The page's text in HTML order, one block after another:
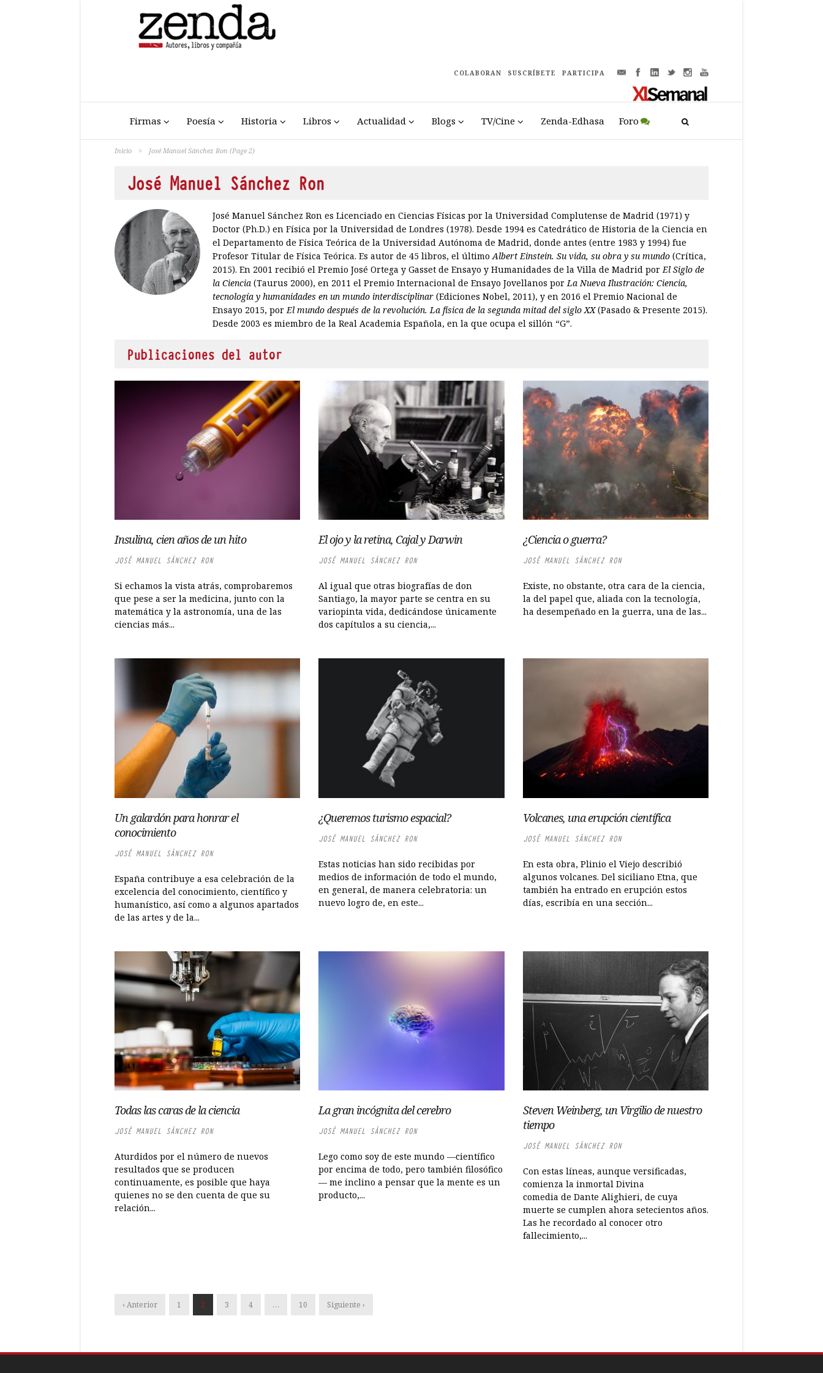
COLABORAN SUSCRÍBETE PARTICIPA
Firmas Poesía Historia Libros Actualidad Blogs TV/Cine Zenda-Edhasa Foro
Inicio > José Manuel Sánchez Ron (Page 2)
José Manuel Sánchez Ron
José Manuel Sánchez Ron es Licenciado en Ciencias Físicas por la Universidad Complutense de Madrid (1971) y
Doctor (Ph.D.) en Física por la Universidad de Londres (1978). Desde 1994 es Catedrático de Historia de la Ciencia en
el Departamento de Física Teórica de la Universidad Autónoma de Madrid, donde antes (entre 1983 y 1994) fue
Profesor Titular de Física Teórica. Es autor de 45 libros, el últimoAlbert Einstein. Su vida, su obra y su mundo (Crítica,
2015). En 2001 recibió el Premio José Ortega y Gasset de Ensayo y Humanidades de la Villa de Madrid porEl Siglo de
la Ciencia (Taurus 2000), en 2011 el Premio Internacional de Ensayo Jovellanos porLa Nueva Ilustración: Ciencia,
tecnología y humanidades en un mundo interdisciplinar (Ediciones Nobel, 2011), y en 2016 el Premio Nacional de
Ensayo 2015, porEl mundo después de la revolución. La física de la segunda mitad del siglo XX(Pasado & Presente 2015).
Desde 2003 es miembro de la Real Academia Española, en la que ocupa el sillón “G”.
Publicaciones del autor
Insulina, cien años de un hito
JOSÉ MANUEL SÁNCHEZ RON
Si echamos la vista atrás, comprobaremos
que pese a ser la medicina, junto con la
matemática y la astronomía, una de las
ciencias más...
El ojo y la retina, Cajal y Darwin
JOSÉ MANUEL SÁNCHEZ RON
Al igual que otras biografías de don
Santiago, la mayor parte se centra en su
variopinta vida, dedicándose únicamente
dos capítulos a su ciencia,...
¿Ciencia o guerra?
JOSÉ MANUEL SÁNCHEZ RON
Existe, no obstante, otra cara de la ciencia,
la del papel que, aliada con la tecnología,
ha desempeñado en la guerra, una de las...
Un galardón para honrar el
conocimiento
JOSÉ MANUEL SÁNCHEZ RON
España contribuye a esa celebración de la
excelencia del conocimiento, científico y
humanístico, así como a algunos apartados
de las artes y de la...
¿Queremos turismo espacial?
JOSÉ MANUEL SÁNCHEZ RON
Estas noticias han sido recibidas por
medios de información de todo el mundo,
en general, de manera celebratoria: un
nuevo logro de, en este...
Volcanes, una erupción científica
JOSÉ MANUEL SÁNCHEZ RON
En esta obra, Plinio el Viejo describió
algunos volcanes. Del siciliano Etna, que
también ha entrado en erupción estos
días, escribía en una sección...
Todas las caras de la ciencia
JOSÉ MANUEL SÁNCHEZ RON
Aturdidos por el número de nuevos
resultados que se producen
continuamente, es posible que haya
quienes no se den cuenta de que su
relación...
La gran incógnita del cerebro
JOSÉ MANUEL SÁNCHEZ RON
Lego como soy de este mundo —científico
por encima de todo, pero también filosófico
— me inclino a pensar que la mente es un
producto,...
Steven Weinberg, un Virgilio de nuestro
tiempo
JOSÉ MANUEL SÁNCHEZ RON
Con estas líneas, aunque versificadas,
comienza la inmortal Divina
comedia de Dante Alighieri, de cuya
muerte se cumplen ahora setecientos años.
Las he recordado al conocer otro
fallecimiento,...
‹ Anterior 1 2 3 4 … 10 Siguiente ›